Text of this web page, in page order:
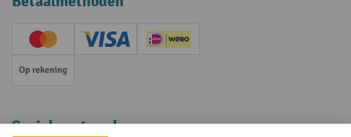
Creditcard (Master)Creditcard (Visa)iDEAL | Wero
Op rekening
Sociale netwerken